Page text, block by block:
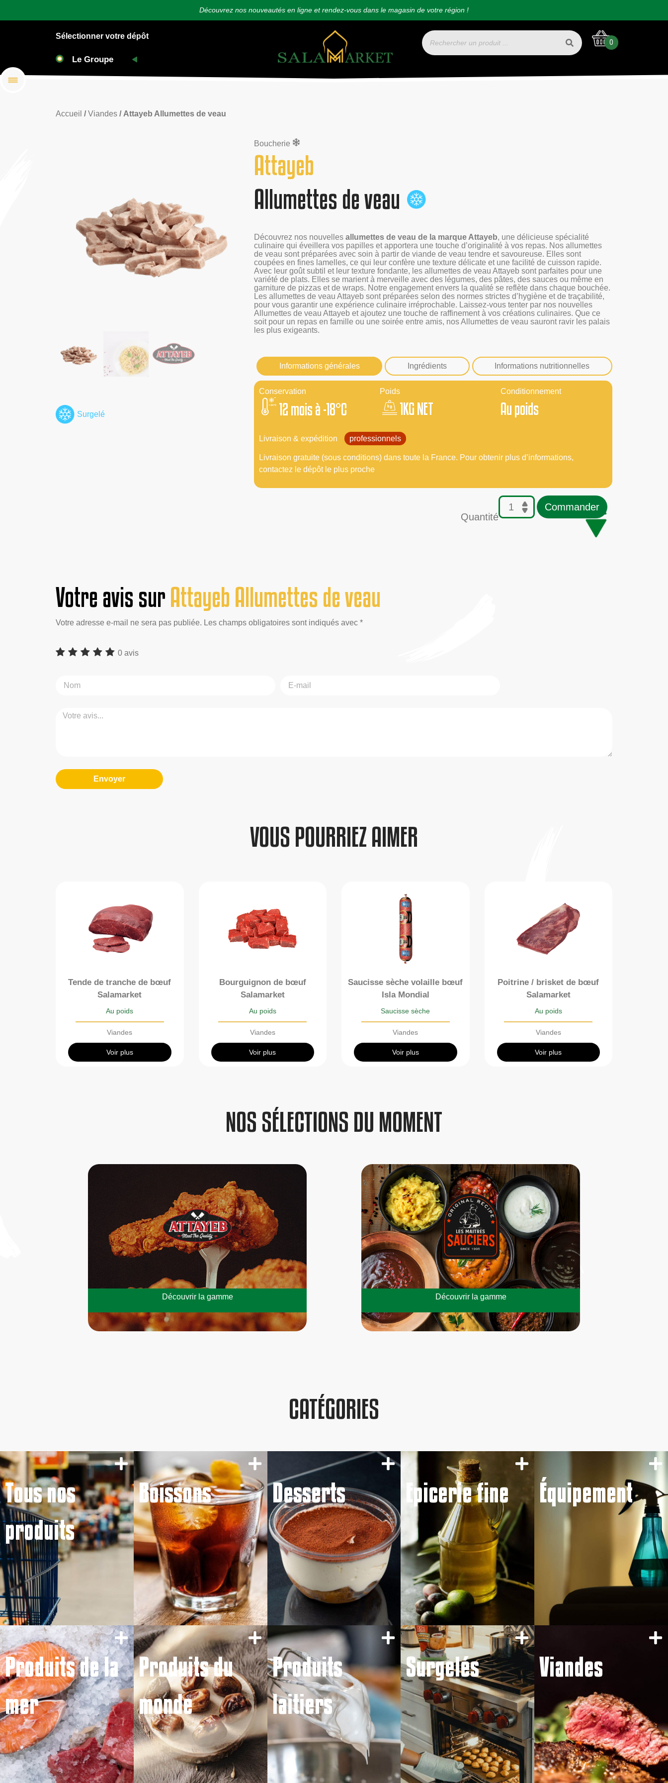
Découvrez nos nouveautés en ligne et rendez-vous dans le magasin de votre région !
Sélectionner votre dépôt
0
Accueil /Viandes / Attayeb Allumettes de veau
Surgelé
Boucherie
Attayeb
Allumettes de veau
Découvrez nos nouvelles allumettes de veau de la marque Attayeb, une délicieuse spécialité
culinaire qui éveillera vos papilles et apportera une touche d’originalité à vos repas. Nos allumettes
de veau sont préparées avec soin à partir de viande de veau tendre et savoureuse. Elles sont
coupées en fines lamelles, ce qui leur confère une texture délicate et une facilité de cuisson rapide.
Avec leur goût subtil et leur texture fondante, les allumettes de veau Attayeb sont parfaites pour une
variété de plats. Elles se marient à merveille avec des légumes, des pâtes, des sauces ou même en
garniture de pizzas et de wraps. Notre engagement envers la qualité se reflète dans chaque bouchée.
Les allumettes de veau Attayeb sont préparées selon des normes strictes d’hygiène et de traçabilité,
pour vous garantir une expérience culinaire irréprochable. Laissez-vous tenter par nos nouvelles
Allumettes de veau Attayeb et ajoutez une touche de raffinement à vos créations culinaires. Que ce
soit pour un repas en famille ou une soirée entre amis, nos Allumettes de veau sauront ravir les palais
les plus exigeants.
Informations générales Ingrédients Informations nutritionnelles
Conservation
12 mois à -18°C
Poids
1KG NET
Conditionnement
Au poids
Livraison & expédition professionnels
Livraison gratuite (sous conditions) dans toute la France. Pour obtenir plus d’informations,
contactez le dépôt le plus proche
Quantité
Commander
Votre avis surAttayeb Allumettes de veau
Votre adresse e-mail ne sera pas publiée. Les champs obligatoires sont indiqués avec *
0 avis
Envoyer
VOUS POURRIEZ AIMER
Tende de tranche de bœuf
Salamarket
Au poids
Viandes
Voir plus
Bourguignon de bœuf
Salamarket
Au poids
Viandes
Voir plus
Saucisse sèche volaille bœuf
Isla Mondial
Saucisse sèche
Viandes
Voir plus
Poitrine / brisket de bœuf
Salamarket
Au poids
Viandes
Voir plus
NOS SÉLECTIONS DU MOMENT
Découvrir la gamme Découvrir la gamme
CATÉGORIES
Tous nos
produits
Boissons Desserts Epicerie fine Équipement
Produits de la
mer
Produits du
monde
Produits
laitiers
Surgelés Viandes